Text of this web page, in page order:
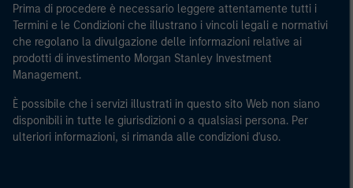
Si osservi che la definizione di Investitore professionale
potrebbe non essere una definizione fornita dall’autorità
di regolamentazione del paese da cui si accede al sito
web.
Prima di procedere è necessario leggere attentamente tutti i
Termini e le Condizioni che illustrano i vincoli legali e normativi
che regolano la divulgazione delle informazioni relative ai
prodotti di investimento Morgan Stanley Investment
Management.
È possibile che i servizi illustrati in questo sito Web non siano
disponibili in tutte le giurisdizioni o a qualsiasi persona. Per
ulteriori informazioni, si rimanda alle condizioni d'uso.